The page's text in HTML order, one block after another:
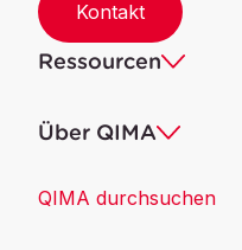
Kontakt
Ressourcen
Über QIMA
QIMA durchsuchen